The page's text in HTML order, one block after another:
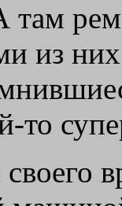
там
из
то